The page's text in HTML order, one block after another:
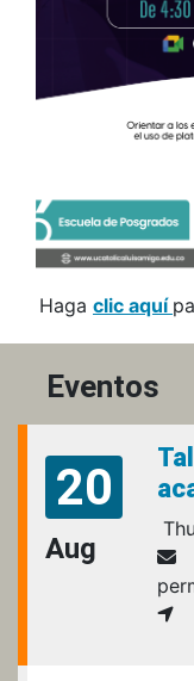
Haga clic aquí
Eventos
20
Aug